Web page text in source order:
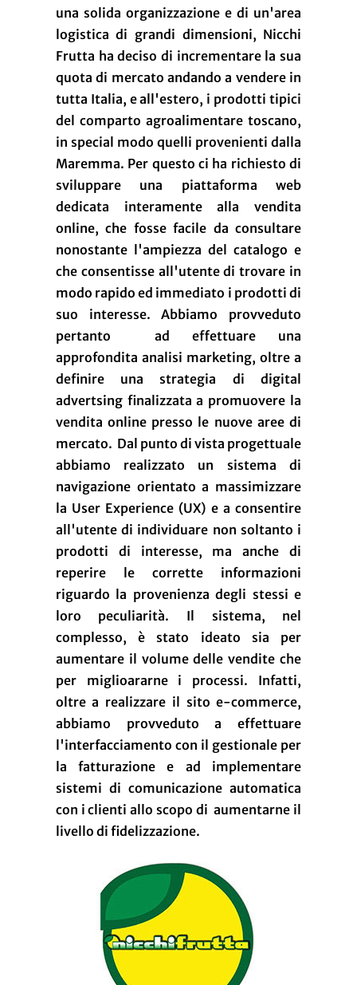
una solida organizzazione e di un'area
logistica di grandi dimensioni, Nicchi
Frutta ha deciso di incrementare la sua
quota di mercato andando a vendere in
tutta Italia, e all'estero, i prodotti tipici
del comparto agroalimentare toscano,
in special modo quelli provenienti dalla
Maremma. Per questo ci ha richiesto di
sviluppare una piattaforma web
dedicata interamente alla vendita
online, che fosse facile da consultare
nonostante l'ampiezza del catalogo e
che consentisse all'utente di trovare in
modo rapido ed immediato i prodotti di
suo interesse. Abbiamo provveduto
pertanto ad effettuare una
approfondita analisi marketing, oltre a
definire una strategia di digital
advertsing finalizzata a promuovere la
vendita online presso le nuove aree di
mercato. Dal punto di vista progettuale
abbiamo realizzato un sistema di
navigazione orientato a massimizzare
la User Experience (UX) e a consentire
all'utente di individuare non soltanto i
prodotti di interesse, ma anche di
reperire le corrette informazioni
riguardo la provenienza degli stessi e
loro peculiarità. Il sistema, nel
complesso, è stato ideato sia per
aumentare il volume delle vendite che
per miglioararne i processi. Infatti,
oltre a realizzare il sito e-commerce,
abbiamo provveduto a effettuare
l'interfacciamento con il gestionale per
la fatturazione e ad implementare
sistemi di comunicazione automatica
con i clienti allo scopo di aumentarne il
livello di fidelizzazione.